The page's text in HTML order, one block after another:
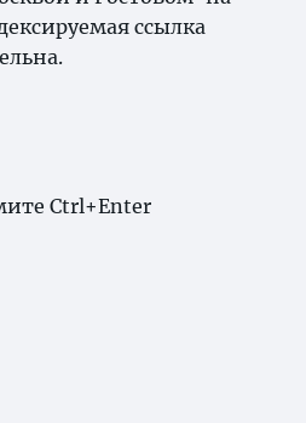
ссылка
Ctrl+Enter